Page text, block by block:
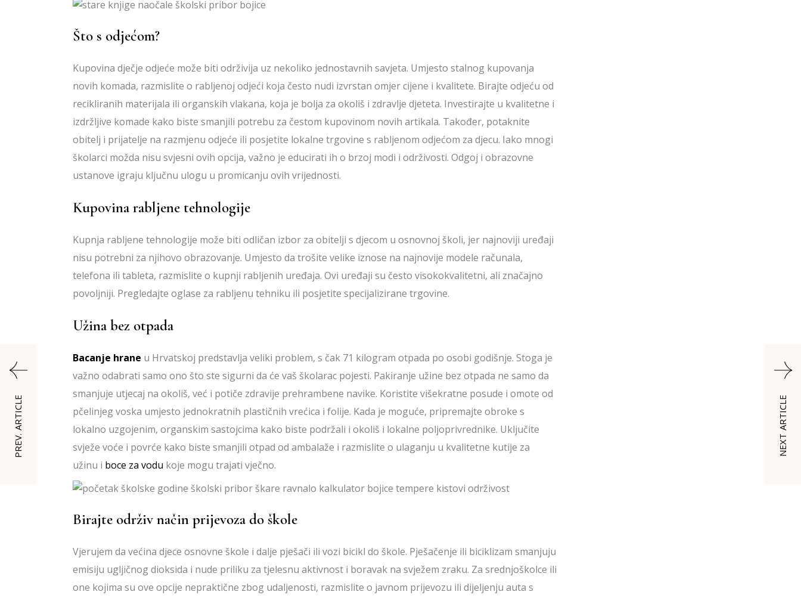
Što s odjećom?
Kupovina dječje odjeće može biti održivija uz nekoliko jednostavnih savjeta. Umjesto stalnog kupovanja
novih komada, razmislite o rabljenoj odjeći koja često nudi izvrstan omjer cijene i kvalitete. Birajte odjeću od
recikliranih materijala ili organskih vlakana, koja je bolja za okoliš i zdravlje djeteta. Investirajte u kvalitetne i
izdržljive komade kako biste smanjili potrebu za čestom kupovinom novih artikala. Također, potaknite
obitelj i prijatelje na razmjenu odjeće ili posjetite lokalne trgovine s rabljenom odjećom za djecu. Iako mnogi
školarci možda nisu svjesni ovih opcija, važno je educirati ih o brzoj modi i održivosti. Odgoj i obrazovne
ustanove igraju ključnu ulogu u promicanju ovih vrijednosti.
Kupovina rabljene tehnologije
Kupnja rabljene tehnologije može biti odličan izbor za obitelji s djecom u osnovnoj školi, jer najnoviji uređaji
nisu potrebni za njihovo obrazovanje. Umjesto da trošite velike iznose na najnovije modele računala,
telefona ili tableta, razmislite o kupnji rabljenih uređaja. Ovi uređaji su često visokokvalitetni, ali značajno
povoljniji. Pregledajte oglase za rabljenu tehniku ili posjetite specijalizirane trgovine.
Užina bez otpada
Bacanje hrane u Hrvatskoj predstavlja veliki problem, s čak 71 kilogram otpada po osobi godišnje. Stoga je
važno odabrati samo ono što ste sigurni da će vaš školarac pojesti. Pakiranje užine bez otpada ne samo da
smanjuje utjecaj na okoliš, već i potiče zdravije prehrambene navike. Koristite višekratne posude i omote od
pčelinjeg voska umjesto jednokratnih plastičnih vrećica i folije. Kada je moguće, pripremajte obroke s
lokalno uzgojenim, organskim sastojcima kako biste podržali i okoliš i lokalne poljoprivrednike. Uključite
svježe voće i povrće kako biste smanjili otpad od ambalaže i razmislite o ulaganju u kvalitetne kutije za
užinu i boce za vodu koje mogu trajati vječno.
Birajte održiv način prijevoza do škole
Vjerujem da većina djece osnovne škole i dalje pješači ili vozi bicikl do škole. Pješačenje ili biciklizam smanjuju
emisiju ugljičnog dioksida i nude priliku za tjelesnu aktivnost i boravak na svježem zraku. Za srednjoškolce ili
one kojima su ove opcije nepraktične zbog udaljenosti, razmislite o javnom prijevozu ili dijeljenju auta s
PREV. ARTICLE NEXT ARTICLE